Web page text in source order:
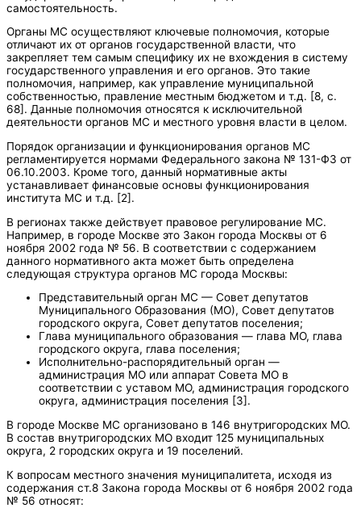
самостоятельность.
Органы МС осуществляют ключевые полномочия, которые
отличают их от органов государственной власти, что
закрепляет тем самым специфику их не вхождения в систему
государственного управления и его органов. Это такие
полномочия, например, как управление муниципальной
собственностью, правление местным бюджетом и т.д. [8, с.
68]. Данные полномочия относятся к исключительной
деятельности органов МС и местного уровня власти в целом.
Порядок организации и функционирования органов МС
регламентируется нормами Федерального закона № 131-ФЗ от
06.10.2003. Кроме того, данный нормативные акты
устанавливает финансовые основы функционирования
института МС и т.д. [2].
В регионах также действует правовое регулирование МС.
Например, в городе Москве это Закон города Москвы от 6
ноября 2002 года № 56. В соответствии с содержанием
данного нормативного акта может быть определена
следующая структура органов МС города Москвы:
Представительный орган МС — Совет депутатов
Муниципального Образования (МО), Совет депутатов
городского округа, Совет депутатов поселения;
Глава муниципального образования — глава МО, глава
городского округа, глава поселения;
Исполнительно-распорядительный орган —
администрация МО или аппарат Совета МО в
соответствии с уставом МО, администрация городского
округа, администрация поселения [3].
В городе Москве МС организовано в 146 внутригородских МО.
В состав внутригородских МО входит 125 муниципальных
округа, 2 городских округа и 19 поселений.
К вопросам местного значения муниципалитета, исходя из
содержания ст.8 Закона города Москвы от 6 ноября 2002 года
№ 56 относят: